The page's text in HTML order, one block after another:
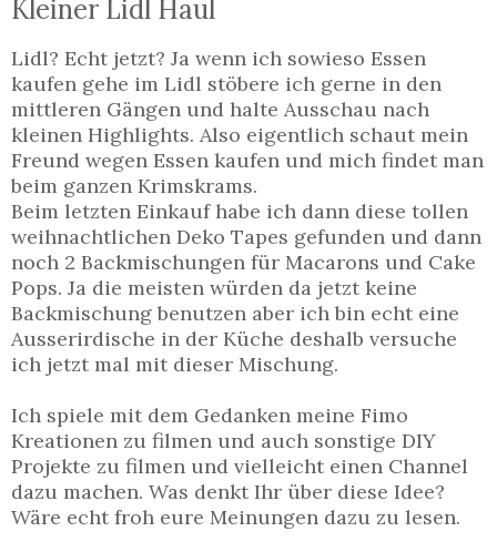
Kleiner Lidl Haul
Lidl? Echt jetzt? Ja wenn ich sowieso Essen
kaufen gehe im Lidl stöbere ich gerne in den
mittleren Gängen und halte Ausschau nach
kleinen Highlights. Also eigentlich schaut mein
Freund wegen Essen kaufen und mich findet man
beim ganzen Krimskrams.
Beim letzten Einkauf habe ich dann diese tollen
weihnachtlichen Deko Tapes gefunden und dann
noch 2 Backmischungen für Macarons und Cake
Pops. Ja die meisten würden da jetzt keine
Backmischung benutzen aber ich bin echt eine
Ausserirdische in der Küche deshalb versuche
ich jetzt mal mit dieser Mischung.
Ich spiele mit dem Gedanken meine Fimo
Kreationen zu filmen und auch sonstige DIY
Projekte zu filmen und vielleicht einen Channel
dazu machen. Was denkt Ihr über diese Idee?
Wäre echt froh eure Meinungen dazu zu lesen.